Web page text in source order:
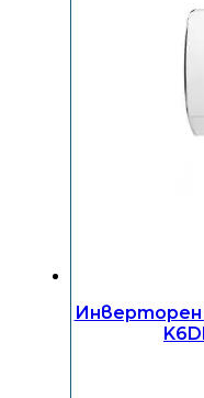
Инверторен